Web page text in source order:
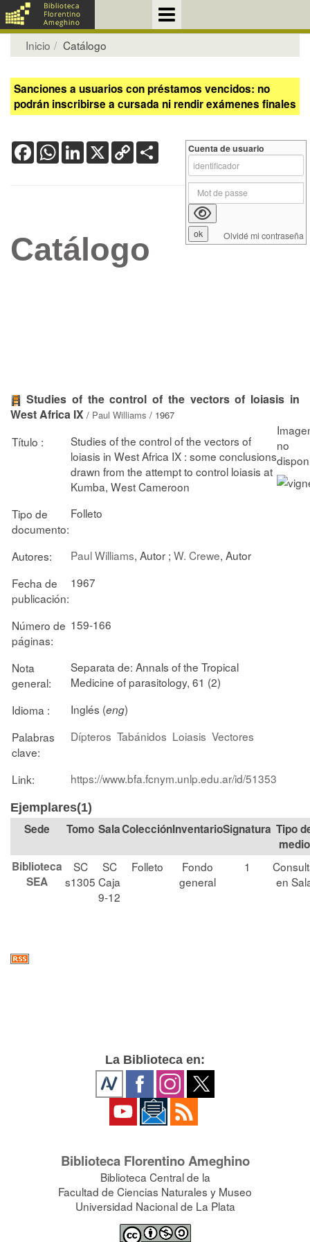
Inicio Catálogo
Sanciones a usuarios con préstamos vencidos: no
podrán inscribirse a cursada ni rendir exámenes finales
FacebookWhatsApp
LinkedIn
X Copy
Link
Catálogo
Studies of the control of the vectors of loiasis in
West Africa IX / Paul Williams / 1967
Título :
Studies of the control of the vectors of
loiasis in West Africa IX : some conclusions
drawn from the attempt to control loiasis at
Kumba, West Cameroon
Tipo de
documento:
Folleto
Autores: Paul Williams, Autor ; W. Crewe, Autor
Fecha de
publicación:
1967
Número de
páginas:
159-166
Nota
general:
Separata de: Annals of the Tropical
Medicine of parasitology, 61 (2)
Idioma :
Inglés (eng)
Palabras
clave:
Dípteros Tabánidos Loiasis Vectores
Link: https://www.bfa.fcnym.unlp.edu.ar/id/51353
Ejemplares(1)
Tomo SalaColección Signatura Tipo
medio
Biblioteca
SEA
SC
s1305
SC
Caja
9-12
Folleto
Fondo
general
1
en
Cuenta de usuario
Olvidé mi contraseña
La Biblioteca en:
Biblioteca Florentino Ameghino
Biblioteca Central de la
Facultad de Ciencias Naturales y Museo
Universidad Nacional de La Plata